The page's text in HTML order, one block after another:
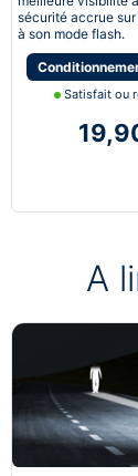
sécurité accrue
à son mode flash.
Satisfait ou
A